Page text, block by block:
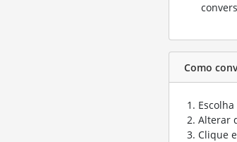
Como
Alterar
Clique